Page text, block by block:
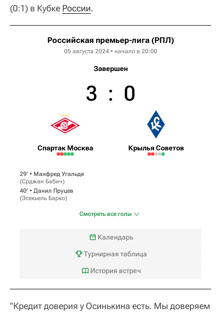
(0:1) в Кубке России.
Российская премьер-лига (РПЛ)
05 августа 2024 • начало в 20:00
Завершен
Спартак Москва
3 : 0
Крылья Советов
29‎’‎ • Манфред Угальде
(Срджан Бабич)
40‎’‎ • Данил Пруцев
(Эсекьель Барко)
Смотреть все голы
Календарь
Турнирная таблица
История встреч
"Кредит доверия у Осинькина есть. Мы доверяем